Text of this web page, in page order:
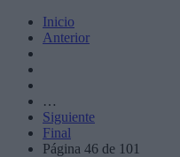
Inicio
Anterior
…
Siguiente
Final
Página 46 de 101